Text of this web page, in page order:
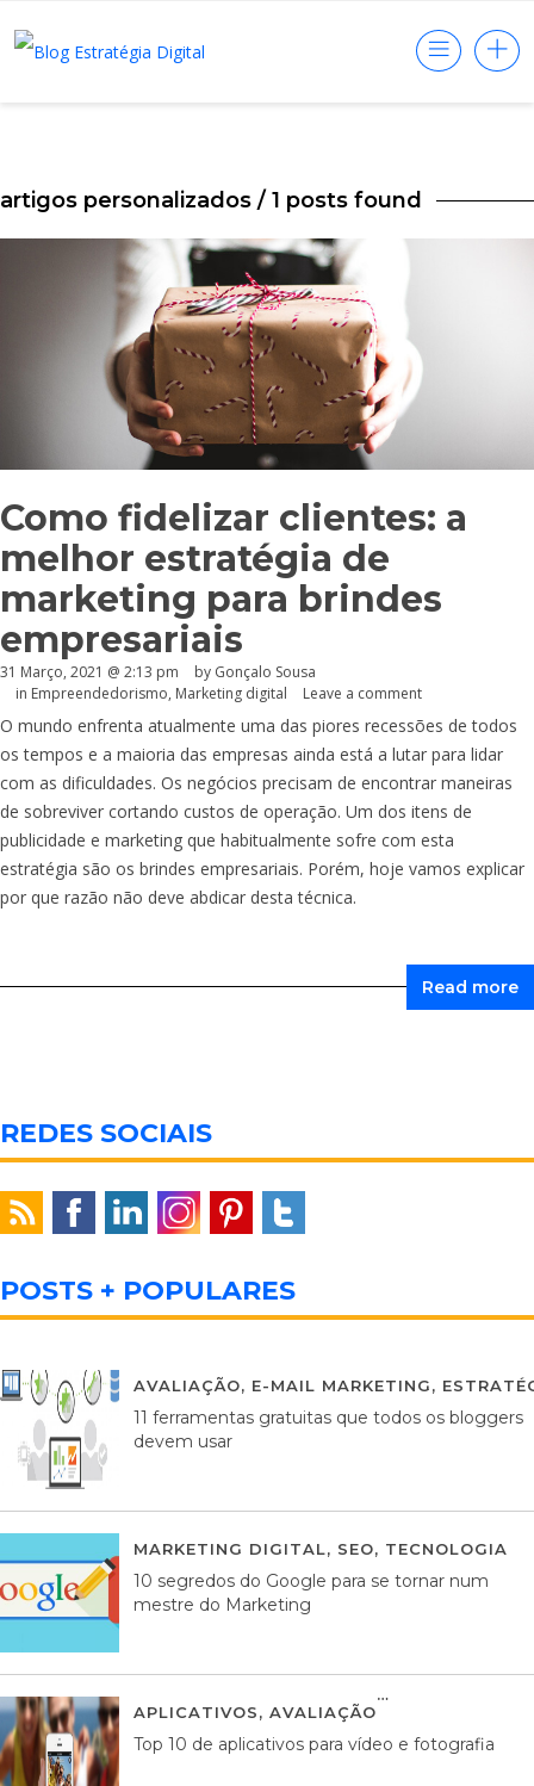
artigos personalizados / 1 posts found
Como fidelizar clientes: a
melhor estratégia de
marketing para brindes
empresariais
31 Março, 2021 @ 2:13 pm by Gonçalo Sousa
in Empreendedorismo, Marketing digital Leave a comment
O mundo enfrenta atualmente uma das piores recessões de todos
os tempos e a maioria das empresas ainda está a lutar para lidar
com as dificuldades. Os negócios precisam de encontrar maneiras
de sobreviver cortando custos de operação. Um dos itens de
publicidade e marketing que habitualmente sofre com esta
estratégia são os brindes empresariais. Porém, hoje vamos explicar
por que razão não deve abdicar desta técnica.
Read more
REDES SOCIAIS
POSTS + POPULARES
AVALIAÇÃO, E-MAIL MARKETING,
11 ferramentas gratuitas que todos os bloggers
devem usar
MARKETING DIGITAL, SEO, TECNOLOGIA
10 segredos do Google para se tornar num
mestre do Marketing
APLICATIVOS, AVALIAÇÃO
Top 10 de aplicativos para vídeo e fotografia